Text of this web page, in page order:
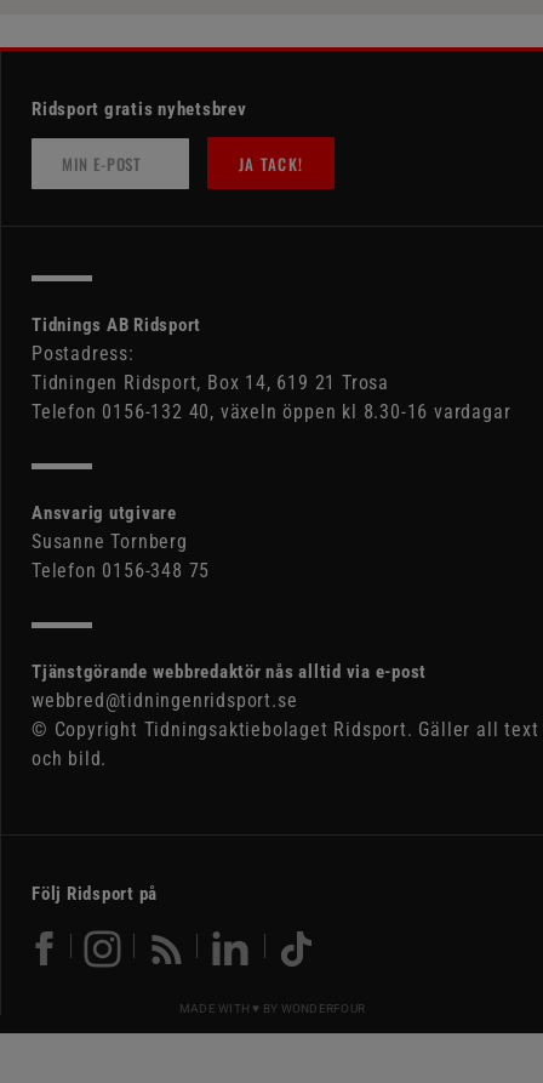
Ridsport gratis nyhetsbrev
JA TACK!
Tidnings AB Ridsport
Postadress:
Tidningen Ridsport, Box 14, 619 21 Trosa
Telefon 0156-132 40, växeln öppen kl 8.30-16 vardagar
Ansvarig utgivare
Susanne Tornberg
Telefon 0156-348 75
Tjänstgörande webbredaktör nås alltid via e-post
webbred@tidningenridsport.se
© Copyright Tidningsaktiebolaget Ridsport. Gäller all text
och bild.
Följ Ridsport på
MADE WITH ♥ BY WONDERFOUR